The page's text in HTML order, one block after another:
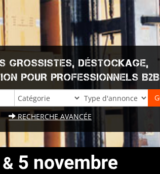
GROSSISTES, DÉSTOCKAGE,
POUR PROFESSIONNELS B2B
RECHERCHE AVANCÉE